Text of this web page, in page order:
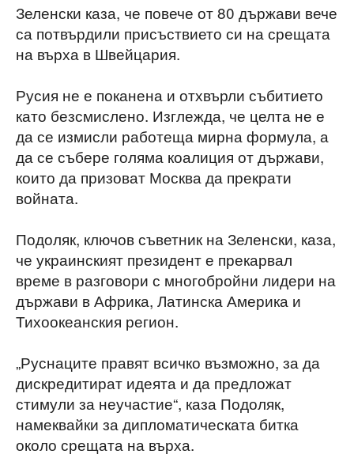
Зеленски каза, че повече от 80 държави вече
са потвърдили присъствието си на срещата
на върха в Швейцария.
Русия не е поканена и отхвърли събитието
като безсмислено. Изглежда, че целта не е
да се измисли работеща мирна формула, а
да се събере голяма коалиция от държави,
които да призоват Москва да прекрати
войната.
Подоляк, ключов съветник на Зеленски, каза,
че украинският президент е прекарвал
време в разговори с многобройни лидери на
държави в Африка, Латинска Америка и
Тихоокеанския регион.
„Руснаците правят всичко възможно, за да
дискредитират идеята и да предложат
стимули за неучастие“, каза Подоляк,
намеквайки за дипломатическата битка
около срещата на върха.